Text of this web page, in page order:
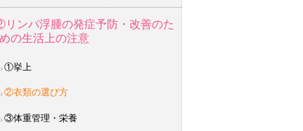
ンパ浮腫の発症予防・改善のた
めの生活上の注意
①挙上
②衣類の選び方
③体重管理・栄養